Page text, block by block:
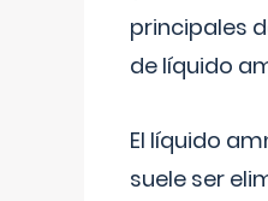
principales
de líquido
El líquido
suele ser